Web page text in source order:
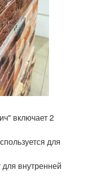
включает 2
для
внутренней